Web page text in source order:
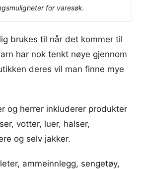
for varesøk.
brukes til når det kommer til
har nok tenkt nøye gjennom
deres vil man finne mye
og herrer inkluderer produkter
votter, luer, halser,
og selv jakker.
ammeinnlegg, sengetøy,